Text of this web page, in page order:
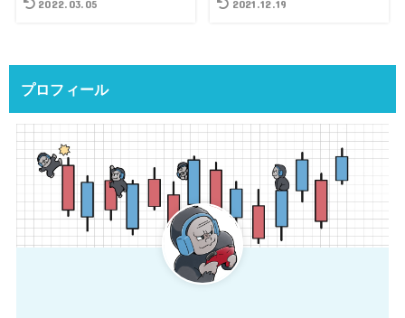
2022.03.05 2021.12.19
プロフィール